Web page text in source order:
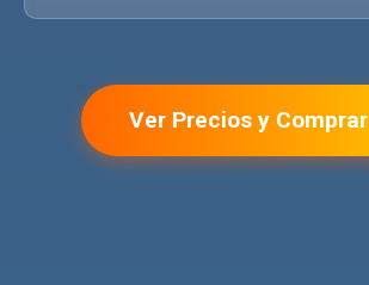
Ver Precios y Comprar